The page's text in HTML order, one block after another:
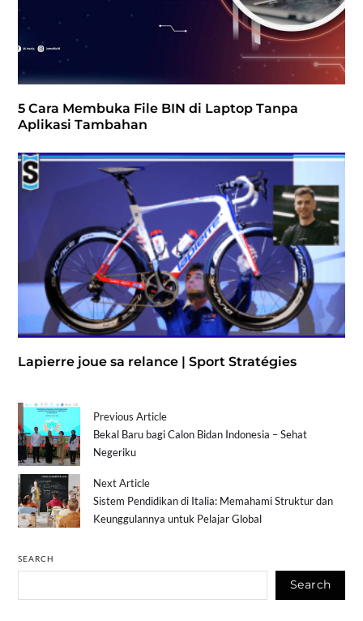
5 Cara Membuka File BIN di Laptop Tanpa
Aplikasi Tambahan
Lapierre joue sa relance | Sport Stratégies
Previous Article
Bekal Baru bagi Calon Bidan Indonesia – Sehat
Negeriku
Next Article
Sistem Pendidikan di Italia: Memahami Struktur dan
Keunggulannya untuk Pelajar Global
SEARCH
Search